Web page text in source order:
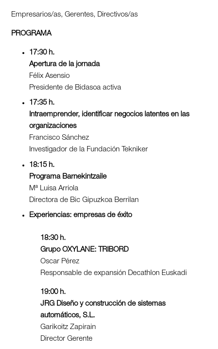
Empresarios/as, Gerentes, Directivos/as
PROGRAMA
17:30 h.
Apertura de la jornada
Félix Asensio
Presidente de Bidasoa activa
17:35 h.
Intraemprender, identificar negocios latentes en las
organizaciones
Francisco Sánchez
Investigador de la Fundación Tekniker
18:15 h.
Programa Barnekintzaile
Mª Luisa Arriola
Directora de Bic Gipuzkoa Berrilan
Experiencias: empresas de éxito
18:30 h.
Grupo OXYLANE: TRIBORD
Oscar Pérez
Responsable de expansión Decathlon Euskadi
19:00 h.
JRG Diseño y construcción de sistemas
automáticos, S.L.
Garikoitz Zapirain
Director Gerente